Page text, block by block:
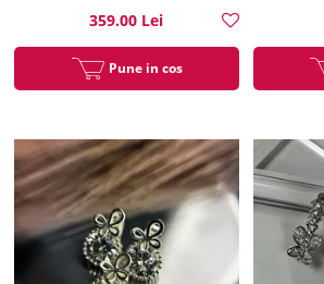
359.00 Lei
Pune in cos